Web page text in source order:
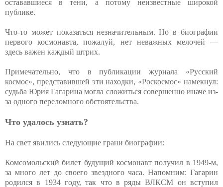
остававшиеся в тени, а потому неизвестные широкой
публике.
Что-то может показаться незначительным. Но в биографии
первого космонавта, пожалуй, нет неважных мелочей —
здесь важен каждый штрих.
Примечательно, что в публикации журнала «Русский
космос», представившей эти находки, «Роскосмос» намекнул:
судьба Юрия Гагарина могла сложиться совершенно иначе из-
за одного переломного обстоятельства.
Что удалось узнать?
На свет явились следующие грани биографии:
Комсомольский билет будущий космонавт получил в 1949-м,
за много лет до своего звездного часа. Напомним: Гагарин
родился в 1934 году, так что в ряды ВЛКСМ он вступил